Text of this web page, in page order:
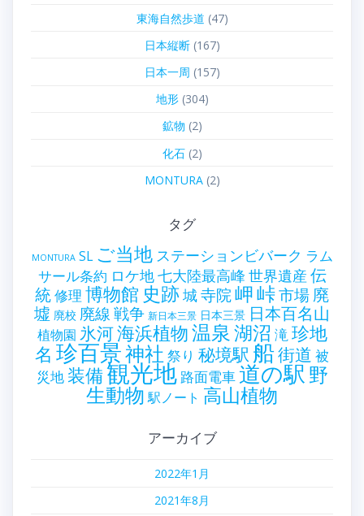
東海自然歩道 (47)
日本縦断(167)
日本一周 (157)
地形(304)
鉱物 (2)
化石(2)
MONTURA(2)
タグ
MONTURA SL ご当地 ステーションビバーク ラム
サール条約 ロケ地七大陸最高峰 世界遺産 伝
統修理 博物館 史跡城寺院岬峠市場廃
墟 廃校 廃線戦争 新日本三景 日本三景 日本百名山
植物園 氷河海浜植物温泉湖沼 滝珍地
名 珍百景神社 祭り 秘境駅 船街道 被
災地装備観光地 路面電車道の駅野
生動物 駅ノート 高山植物
アーカイブ
2022年1月
2021年8月